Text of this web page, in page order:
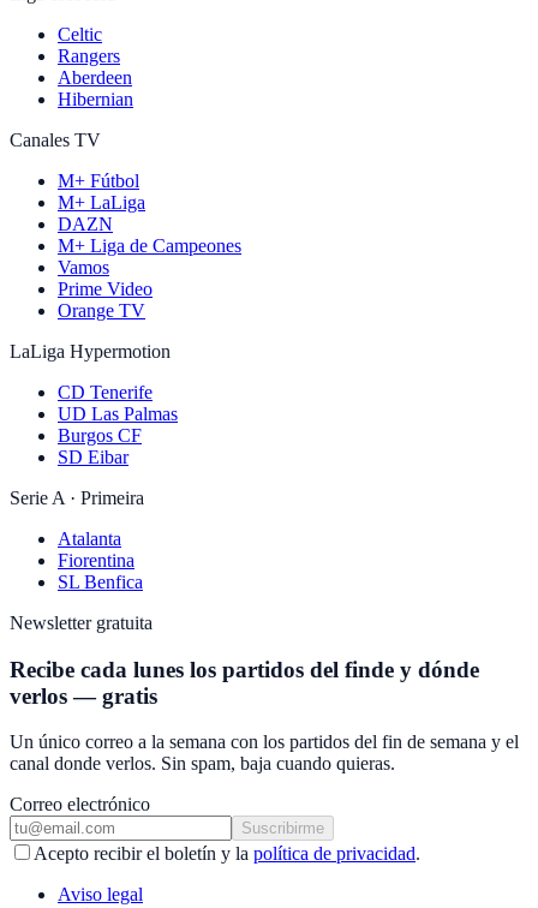
Celtic
Rangers
Aberdeen
Hibernian
Canales TV
M+ Fútbol
M+ LaLiga
DAZN
M+ Liga de Campeones
Vamos
Prime Video
Orange TV
LaLiga Hypermotion
CD Tenerife
UD Las Palmas
Burgos CF
SD Eibar
Serie A · Primeira
Atalanta
Fiorentina
SL Benfica
Newsletter gratuita
Recibe cada lunes los partidos del finde y dónde
verlos — gratis
Un único correo a la semana con los partidos del fin de semana y el
canal donde verlos. Sin spam, baja cuando quieras.
Correo electrónico
Suscribirme
Acepto recibir el boletín y la política de privacidad.
Aviso legal